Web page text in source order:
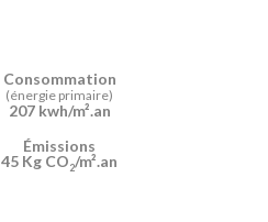
Consommation
(énergie primaire)
207 kwh/m².an
Émissions
45 Kg CO2/m².an